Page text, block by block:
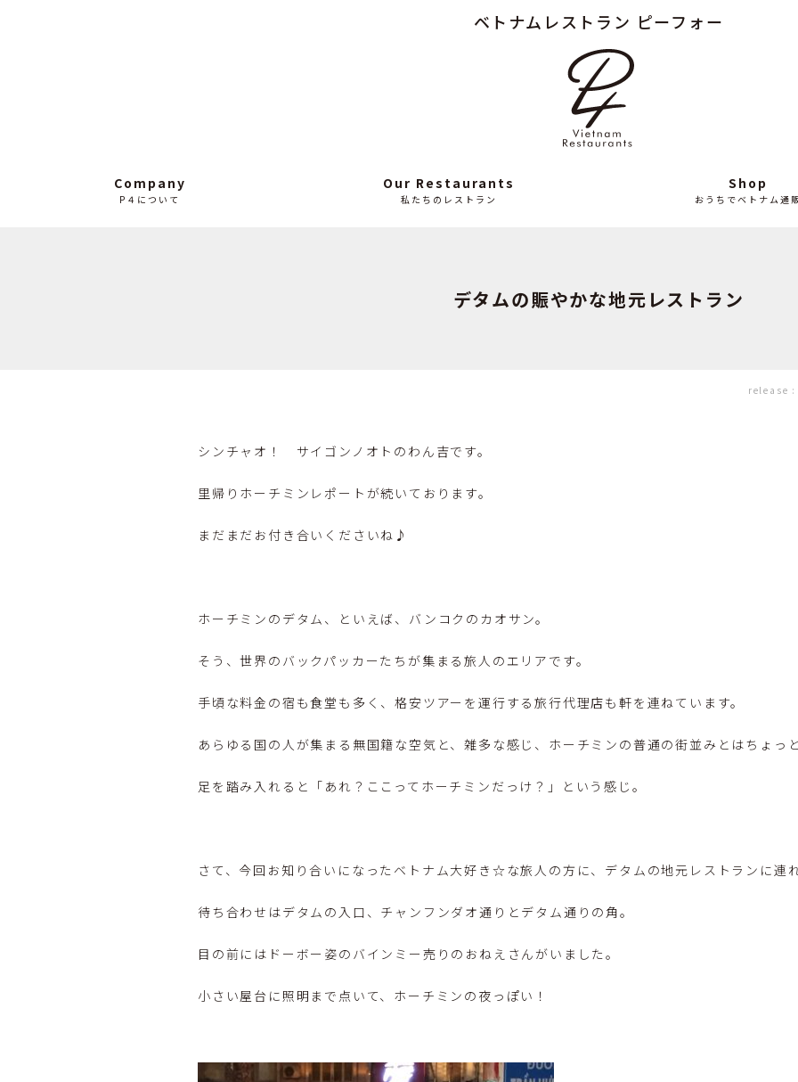
ベトナムレストラン ピーフォー
News
最
近
の
ニ
ュ
ー
ス
Company
P４について
Our Restaurants
私たちのレストラン
Column
読み
もの
Shop
おうちでベトナム通
デタムの賑やかな地元レストラン
release :
シンチャオ！ サイゴンノオトのわん吉です。
里帰りホーチミンレポートが続いております。
まだまだお付き合いくださいね♪
ホーチミンのデタム、といえば、バンコクのカオサン。
そう、世界のバックパッカーたちが集まる旅人のエリアです。
手頃な料金の宿も食堂も多く、格安ツアーを運行する旅行代理店も軒を連ねています。
あらゆる国の人が集まる無国籍な空気と、雑多な感じ、ホーチミンの普通の街並みとはちょっ
足を踏み入れると「あれ？ここってホーチミンだっけ？」という感じ。
さて、今回お知り合いになったベトナム大好き☆な旅人の方に、デタムの地元レストランに連
待ち合わせはデタムの入口、チャンフンダオ通りとデタム通りの角。
目の前にはドーボー姿のバインミー売りのおねえさんがいました。
小さい屋台に照明まで点いて、ホーチミンの夜っぽい！